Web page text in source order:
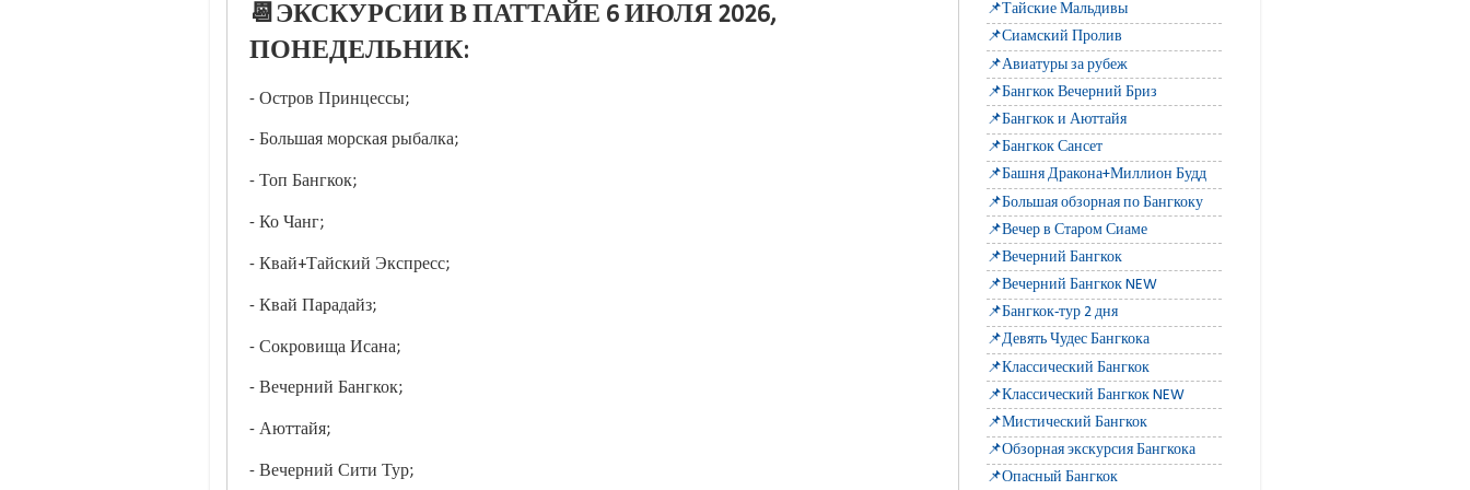
📆ЭКСКУРСИИ В ПАТТАЙЕ 6 ИЮЛЯ 2026,
ПОНЕДЕЛЬНИК:
- Остров Принцессы;
- Большая морская рыбалка;
- Топ Бангкок;
- Ко Чанг;
- Квай+Тайский Экспресс;
- Квай Парадайз;
- Сокровища Исана;
- Вечерний Бангкок;
- Аюттайя;
- Вечерний Сити Тур;
📌Тайские Мальдивы
📌Сиамский Пролив
📌Авиатуры за рубеж
📌Бангкок Вечерний Бриз
📌Бангкок и Аюттайя
📌Бангкок Сансет
📌Башня Дракона+Миллион Будд
📌Большая обзорная по Бангкоку
📌Вечер в Старом Сиаме
📌Вечерний Бангкок
📌Вечерний Бангкок NEW
📌Бангкок-тур 2 дня
📌Девять Чудес Бангкока
📌Классический Бангкок
📌Классический Бангкок NEW
📌Мистический Бангкок
📌Обзорная экскурсия Бангкока
📌Опасный Бангкок